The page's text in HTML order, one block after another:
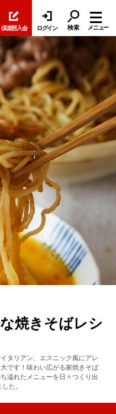
倶楽部入会 ログイン 検索 メニュー
焼きそばレシ
タリアン、エスニック風にアレ
です！味わい広がる家焼きそば
溢れたメニューを日々つくり出
した。